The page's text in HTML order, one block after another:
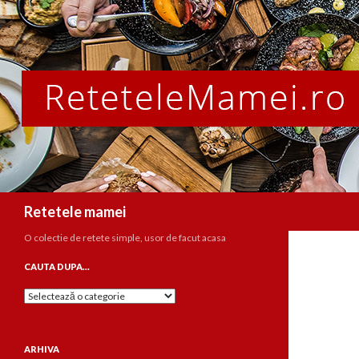
Retetele mamei
O colectie de retete simple, usor de facut acasa
CAUTA DUPA…
Cauta
ARHIVA